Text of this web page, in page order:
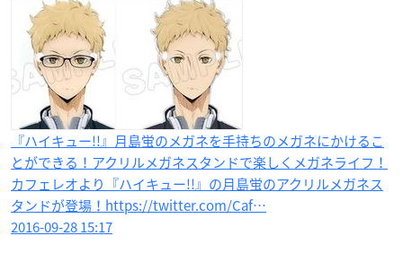
『ハイキュー!!』月島蛍のメガネを手持ちのメガネにかけるこ
とができる！アクリルメガネスタンドで楽しくメガネライフ！
カフェレオより『ハイキュー!!』の月島蛍のアクリルメガネス
タンドが登場！https://twitter.com/Caf…
2016-09-28 15:17